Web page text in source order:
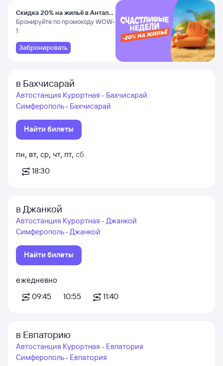
Скидка 20% на жильё в Анталье
и Даламане
Бронируйте по промокоду WOW-
1
Забронировать
в Бахчисарай
Автостанция Курортная - Бахчисарай
Симферополь - Бахчисарай
Найти билеты
пн, вт, ср, чт, пт, сб
18:30
в Джанкой
Автостанция Курортная - Джанкой
Симферополь - Джанкой
Найти билеты
ежедневно
09:45
10:55 11:40
в Евпаторию
Автостанция Курортная - Евпатория
Симферополь - Евпатория